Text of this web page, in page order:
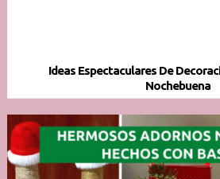
Ideas Espectaculares De
Nochebuena